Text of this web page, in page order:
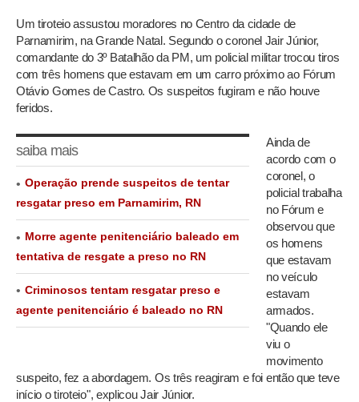
Um tiroteio assustou moradores no Centro da cidade de
Parnamirim, na Grande Natal. Segundo o coronel Jair Júnior,
comandante do 3º Batalhão da PM, um policial militar trocou tiros
com três homens que estavam em um carro próximo ao Fórum
Otávio Gomes de Castro. Os suspeitos fugiram e não houve
feridos.
saiba mais
Operação prende suspeitos de tentar
resgatar preso em Parnamirim, RN
Morre agente penitenciário baleado em
tentativa de resgate a preso no RN
Criminosos tentam resgatar preso e
agente penitenciário é baleado no RN
Ainda de
acordo com o
coronel, o
policial trabalha
no Fórum e
observou que
os homens
que estavam
no veículo
estavam
armados.
"Quando ele
viu o
movimento
suspeito, fez a abordagem. Os três reagiram e foi então que teve
início o tiroteio", explicou Jair Júnior.